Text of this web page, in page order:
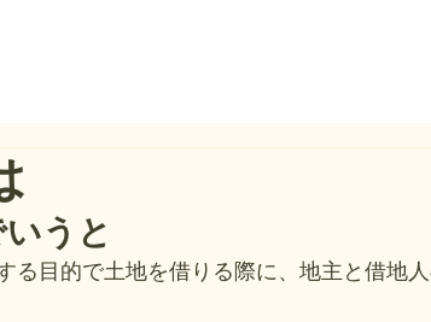
うと
る目的で土地を借りる際に、地主と借地